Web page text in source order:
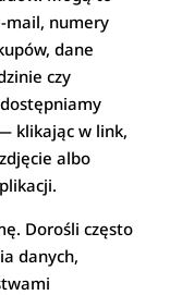
mail, numery
dane
czy
klikając w link,
albo
Dorośli często
danych,